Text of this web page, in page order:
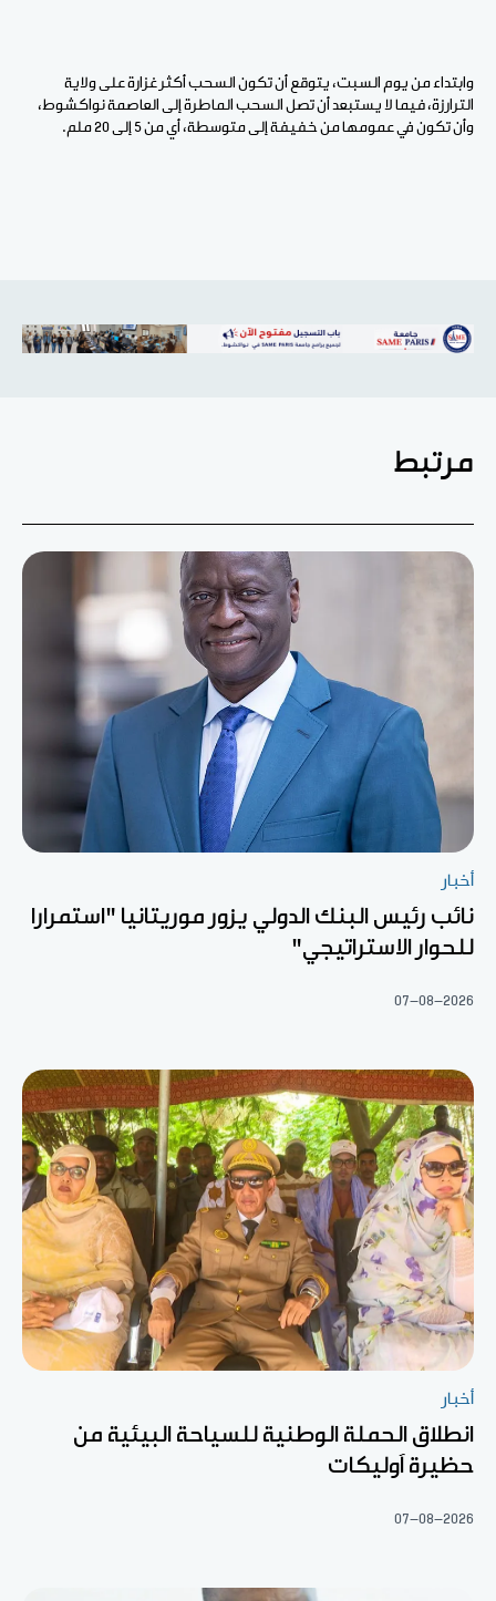
وابتداء من يوم السبت، يتوقع أن تكون السحب أكثر غزارة على ولاية
الترارزة، فيما لا يستبعد أن تصل السحب الماطرة إلى العاصمة نواكشوط،
وأن تكون في عمومها من خفيفة إلى متوسطة، أي من 5 إلى 20 ملم.
مرتبط
أخبار
نائب رئيس البنك الدولي يزور موريتانيا "استمرارا
للحوار الاستراتيجي"
07-08-2026
أخبار
انطلاق الحملة الوطنية للسياحة البيئية من
حظيرة آوليكات
07-08-2026